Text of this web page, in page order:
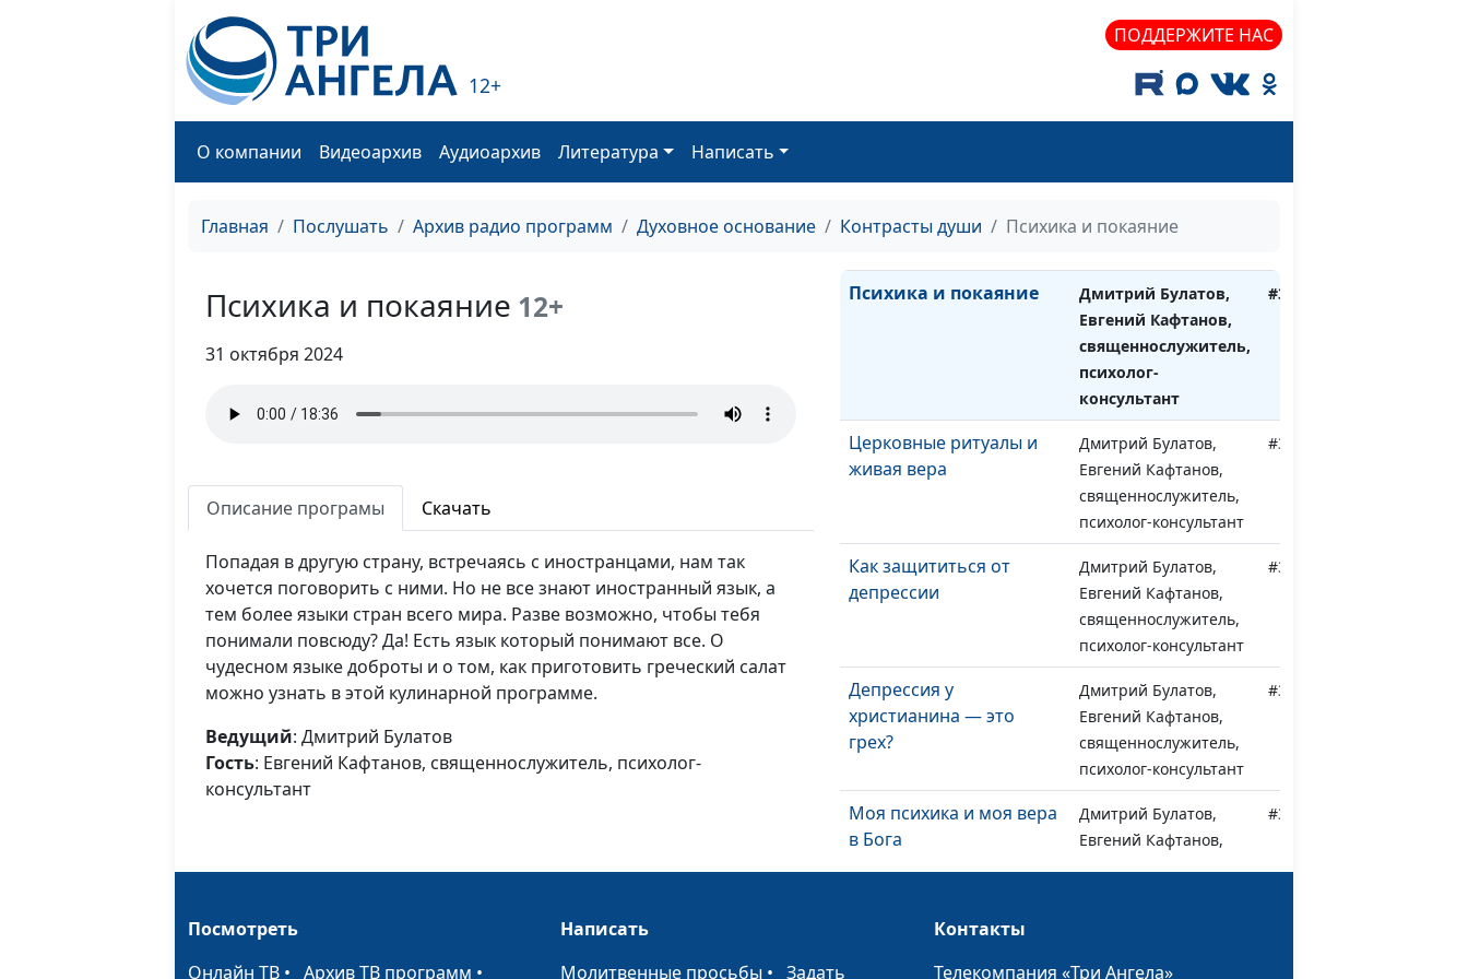
12+
ПОДДЕРЖИТЕ НАС
О компании Видеоархив Аудиоархив Литература Написать
Главная Послушать Архив радио программ Духовное основание Контрасты души Психика и покаяние
Психика и покаяние 12+
31 октября 2024
Описание програмы Скачать
Попадая в другую страну, встречаясь с иностранцами, нам так
хочется поговорить с ними. Но не все знают иностранный язык, а
тем более языки стран всего мира. Разве возможно, чтобы тебя
понимали повсюду? Да! Есть язык который понимают все. О
чудесном языке доброты и о том, как приготовить греческий салат
можно узнать в этой кулинарной программе.
Ведущий: Дмитрий Булатов
Гость: Евгений Кафтанов, священнослужитель, психолог-
консультант
Дмитрий Булатов,
Евгений Кафтанов,
священнослужитель,
психолог-консультант
#355
священнослужитель,
Психика и покаяние
Дмитрий Булатов,
Евгений Кафтанов,
священнослужитель,
психолог-
консультант
#353
Церковные ритуалы и
живая вера
Дмитрий Булатов,
Евгений Кафтанов,
священнослужитель,
психолог-консультант
#352
Как защититься от
депрессии
Дмитрий Булатов,
Евгений Кафтанов,
священнослужитель,
психолог-консультант
#351
Депрессия у
христианина — это
грех?
Дмитрий Булатов,
Евгений Кафтанов,
священнослужитель,
психолог-консультант
#350
Моя психика и моя вера
в Бога
Дмитрий Булатов,
Евгений Кафтанов,
#349
Психология и
психиатрия: зачем
Евгений Кафтанов,
Посмотреть
Онлайн ТВ • Архив ТВ программ •
Написать
Молитвенные просьбы •Задать
Контакты
Телекомпания «Три Ангела»